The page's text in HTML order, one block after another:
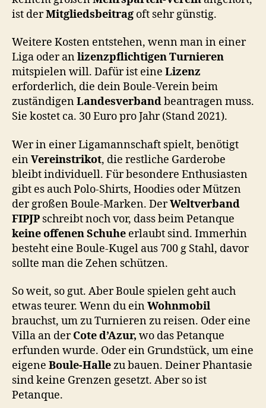
ist derMitgliedsbeitrag oft sehr günstig.
Weitere Kosten entstehen, wenn man in einer
Liga oder anlizenzpflichtigen Turnieren
mitspielen will. Dafür ist eine Lizenz
erforderlich, die dein Boule-Verein beim
zuständigenLandesverbandbeantragen muss.
Sie kostet ca. 30 Euro pro Jahr (Stand 2021).
Wer in einer Ligamannschaft spielt, benötigt
einVereinstrikot, die restliche Garderobe
bleibt individuell. Für besondere Enthusiasten
gibt es auch Polo-Shirts, Hoodies oder Mützen
der großen Boule-Marken. DerWeltverband
FIPJP schreibt noch vor, dass beim Petanque
keine offenen Schuhe erlaubt sind. Immerhin
besteht eine Boule-Kugel aus 700 g Stahl, davor
sollte man die Zehen schützen.
So weit, so gut. Aber Boule spielen geht auch
etwas teurer. Wenn du einWohnmobil
brauchst, um zu Turnieren zu reisen. Oder eine
Villa an derCote d’Azur, wo das Petanque
erfunden wurde. Oder ein Grundstück, um eine
eigene Boule-Hallezu bauen. Deiner Phantasie
sind keine Grenzen gesetzt. Aber so ist
Petanque.